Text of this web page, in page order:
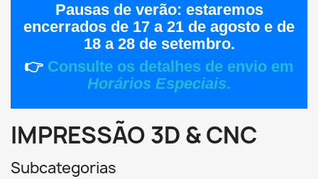
Pausas de verão: estaremos
encerrados de 17 a 21 de agosto e de
18 a 28 de setembro.
👉 Consulte os detalhes de envio em
Horários Especiais.
IMPRESSÃO 3D & CNC
Subcategorias